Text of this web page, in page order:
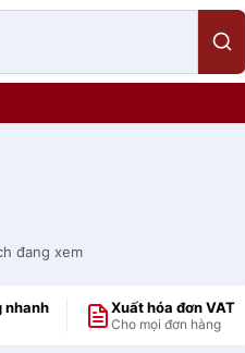
đang xem
nhanh Xuất hóa đơn VAT
Cho mọi đơn hàng